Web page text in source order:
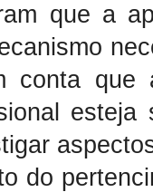
que a
conta que
esteja
do